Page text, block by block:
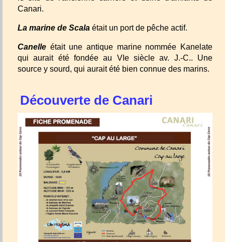
Canari.
La marine de Scala était un port de pêche actif.
Canelle était une antique marine nommée Kanelate
qui aurait été fondée au VIe siècle av. J.-C.. Une
source y sourd, qui aurait été bien connue des marins.
Découverte de Canari